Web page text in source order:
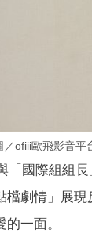
ofiii歐飛影音平
國際組組長
檔劇情」展
一面。